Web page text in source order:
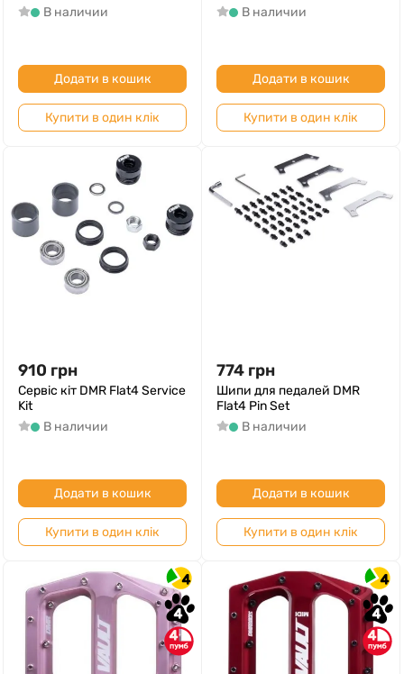
В наличии
Додати в кошик
Купити в один клік
В наличии
Додати в кошик
Купити в один клік
910 грн
Сервіс кіт DMR Flat4 Service
Kit
В наличии
Додати в кошик
Купити в один клік
774 грн
Шипи для педалей DMR
Flat4 Pin Set
В наличии
Додати в кошик
Купити в один клік
4
4
4
4
4
4